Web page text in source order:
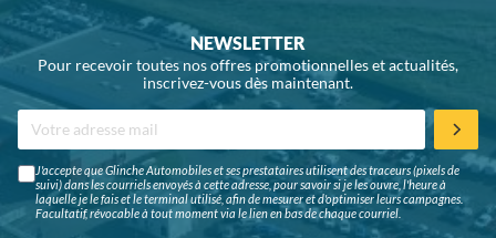
NEWSLETTER
Pour recevoir toutes nos offres promotionnelles et actualités,
inscrivez-vous dès maintenant.
J'accepte que Glinche Automobiles et ses prestataires utilisent des traceurs (pixels de
suivi) dans les courriels envoyés à cette adresse, pour savoir si je les ouvre, l'heure à
laquelle je le fais et le terminal utilisé, afin de mesurer et d'optimiser leurs campagnes.
Facultatif, révocable à tout moment via le lien en bas de chaque courriel.